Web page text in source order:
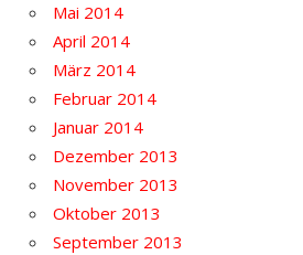
Mai 2014
April 2014
März 2014
Februar 2014
Januar 2014
Dezember 2013
November 2013
Oktober 2013
September 2013